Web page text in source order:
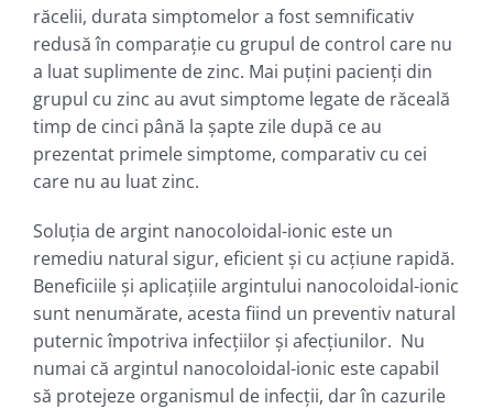
răcelii, durata simptomelor a fost semnificativ
redusă în comparație cu grupul de control care nu
a luat suplimente de zinc. Mai puțini pacienți din
grupul cu zinc au avut simptome legate de răceală
timp de cinci până la șapte zile după ce au
prezentat primele simptome, comparativ cu cei
care nu au luat zinc.
Soluția de argint nanocoloidal-ionic este un
remediu natural sigur, eficient și cu acțiune rapidă.
Beneficiile și aplicațiile argintului nanocoloidal-ionic
sunt nenumărate, acesta fiind un preventiv natural
puternic împotriva infecțiilor și afecțiunilor. Nu
numai că argintul nanocoloidal-ionic este capabil
să protejeze organismul de infecții, dar în cazurile